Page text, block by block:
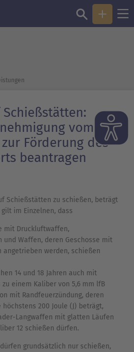
vom
Förderung des
beantragen
Schießstätten zu schießen, beträgt
im Einzelnen, dass
mit Druckluftwaffen,
und Waffen, deren Geschosse mit
angetrieben werden, schießen
14 und 18 Jahren auch mit
einem Kaliber von 5,6 mm lfB
mit Randfeuerzündung, deren
höchstens 200 Joule (J) beträgt,
Langwaffen mit glatten Läufen
12 schießen dürfen.
grundsätzlich nur schießen,